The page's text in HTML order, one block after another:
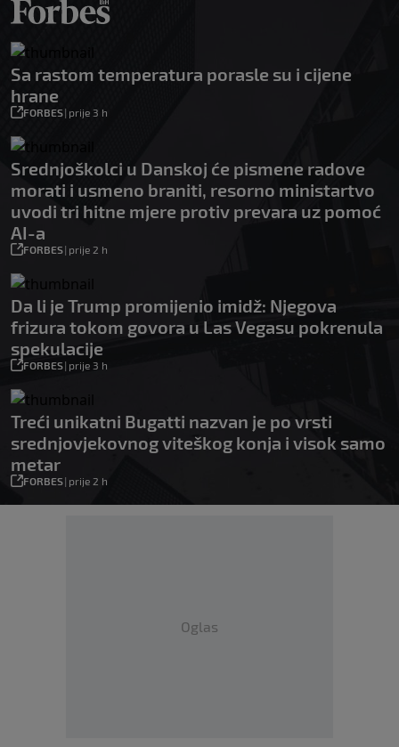
Sa rastom temperatura porasle su i cijene
hrane
FORBES| prije 3 h
Srednjoškolci u Danskoj će pismene radove
morati i usmeno braniti, resorno ministartvo
uvodi tri hitne mjere protiv prevara uz pomoć
AI-a
FORBES| prije 2 h
Da li je Trump promijenio imidž: Njegova
frizura tokom govora u Las Vegasu pokrenula
spekulacije
FORBES| prije 3 h
Treći unikatni Bugatti nazvan je po vrsti
srednjovjekovnog viteškog konja i visok samo
metar
FORBES| prije 2 h
Oglas